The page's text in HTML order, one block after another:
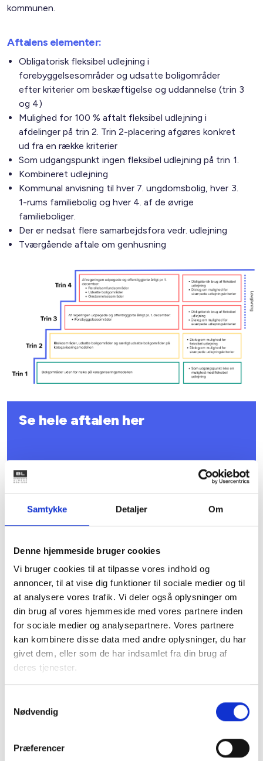
Samtykke Detaljer Om
Denne hjemmeside bruger cookies
Vi bruger cookies til at tilpasse vores indhold og
annoncer, til at vise dig funktioner til sociale medier og til
at analysere vores trafik. Vi deler også oplysninger om
din brug af vores hjemmeside med vores partnere inden
for sociale medier og analysepartnere. Vores partnere
kan kombinere disse data med andre oplysninger, du har
givet dem, eller som de har indsamlet fra din brug af
deres tjenester.
Nødvendig
Præferencer
kommunen.
Aftalens elementer:
Obligatorisk fleksibel udlejning i
forebyggelsesområder og udsatte boligområder
efter kriterier om beskæftigelse og uddannelse (trin 3
og 4)
Mulighed for 100 % aftalt fleksibel udlejning i
afdelinger på trin 2. Trin 2-placering afgøres konkret
ud fra en række kriterier
Som udgangspunkt ingen fleksibel udlejning på trin 1.
Kombineret udlejning
Kommunal anvisning til hver 7. ungdomsbolig, hver 3.
1-rums familiebolig og hver 4. af de øvrige
familieboliger.
Der er nedsat flere samarbejdsfora vedr. udlejning
Tværgående aftale om genhusning
Se hele aftalen her
Kontakt
Susan Fiil
Juridisk konsulent